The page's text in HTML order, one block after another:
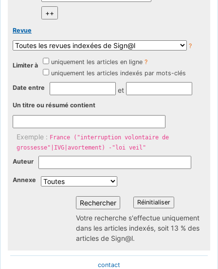
Revue
?
Limiter à uniquement les articles en ligne ?
uniquement les articles indexés par mots-clés
Date entre et
Un titre ou résumé contient
Exemple : France ("interruption volontaire de
grossesse"|IVG|avortement) -"loi veil"
Auteur
Annexe
Votre recherche s'effectue uniquement
dans les articles indexés, soit 13 % des
articles de Sign@l.
contact